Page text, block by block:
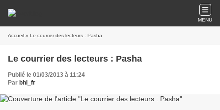
MENU
Accueil » Le courrier des lecteurs : Pasha
Le courrier des lecteurs : Pasha
Publié le 01/03/2013 à 11:24
Par bhl_fr